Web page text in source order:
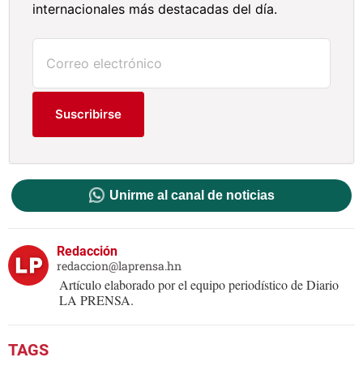
internacionales más destacadas del día.
Suscribirse
Unirme al canal de noticias
Redacción
redaccion@laprensa.hn
Artículo elaborado por el equipo periodístico de Diario
LA PRENSA.